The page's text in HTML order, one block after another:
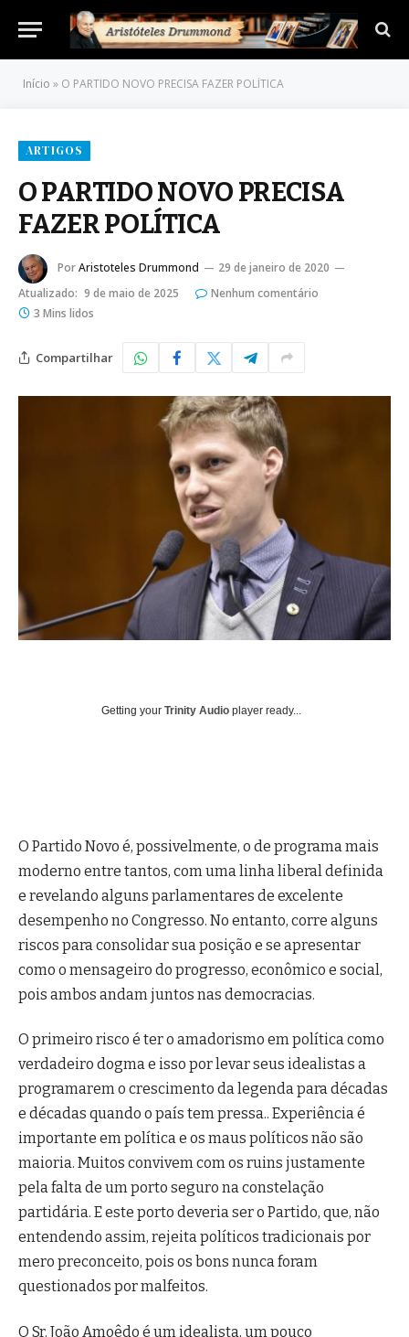
Início » O PARTIDO NOVO PRECISA FAZER POLÍTICA
ARTIGOS
O PARTIDO NOVO PRECISA
FAZER POLÍTICA
PorAristoteles Drummond
29 de janeiro de 2020
Atualizado: 9 de maio de 2025
Nenhum comentário
3 Mins lidos
Compartilhar
Getting your Trinity Audio player ready...
O Partido Novo é, possivelmente, o de programa mais
moderno entre tantos, com uma linha liberal definida
e revelando alguns parlamentares de excelente
desempenho no Congresso. No entanto, corre alguns
riscos para consolidar sua posição e se apresentar
como o mensageiro do progresso, econômico e social,
pois ambos andam juntos nas democracias.
O primeiro risco é ter o amadorismo em política como
verdadeiro dogma e isso por levar seus idealistas a
programarem o crescimento da legenda para décadas
e décadas quando o país tem pressa.. Experiência é
importante em política e os maus políticos não são
maioria. Muitos convivem com os ruins justamente
pela falta de um porto seguro na constelação
partidária. E este porto deveria ser o Partido, que, não
entendendo assim, rejeita políticos tradicionais por
mero preconceito, pois os bons nunca foram
questionados por malfeitos.
O Sr. João Amoêdo é um idealista, um pouco